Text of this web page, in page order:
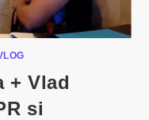
+ Vlad
si